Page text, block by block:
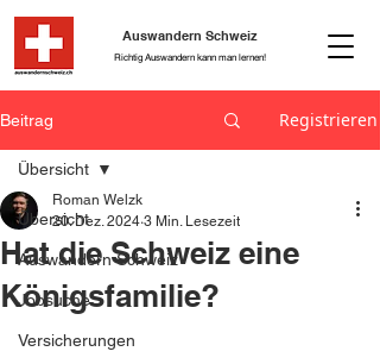
Richtig Auswandern kann man lernen!
Auswandern Schweiz
Beitrag Registrieren
Übersicht
Auswandern Schweiz
Jobsuche
Versicherungen
Übersicht
Hat die Schweiz eine
Königsfamilie?
Roman Welzk
20. Dez. 2024 3 Min. Lesezeit